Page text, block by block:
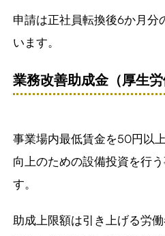
申請は正社員転換後6か月分
います。
業務改善助成金（厚生労
事業場内最低賃金を50円以
向上のための設備投資を行
す。
助成上限額は引き上げる労